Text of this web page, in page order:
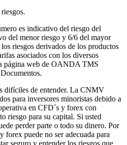
es indicativo del riesgo del
del menor riesgo y 6/6 del mayor
riesgos derivados de los productos
asociados con los diversos
página web de OANDA TMS
difíciles de entender. La CNMV
para inversores minoristas debido a
en CFD´s y forex con
riesgo para su capital. Si usted
perder parte o todo su dinero. Por
forex puede no ser adecuada para
seguro y entender los riesgos que